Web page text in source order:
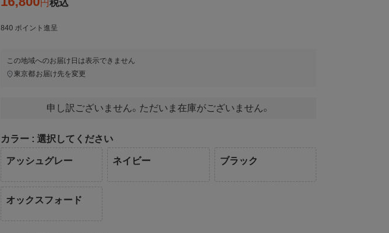
税込
840 ポイント進呈
この地域へのお届け日は表示できません
東京都お届け先を変更
申し訳ございません。ただいま在庫がございません。
カラー 選択してください
アッシュグレー ネイビー ブラック
オックスフォード